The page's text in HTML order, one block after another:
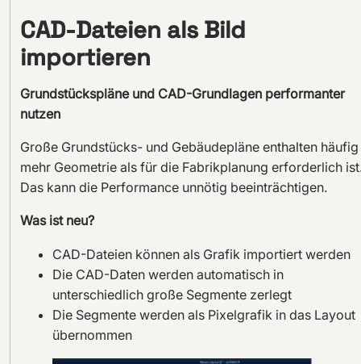
CAD-Dateien als Bild
importieren
Grundstückspläne und CAD-Grundlagen performanter
nutzen
Große Grundstücks- und Gebäudepläne enthalten häufig
mehr Geometrie als für die Fabrikplanung erforderlich
Das kann die Performance unnötig beeinträchtigen.
Was ist neu?
CAD-Dateien können als Grafik importiert werden
Die CAD-Daten werden automatisch in
unterschiedlich große Segmente zerlegt
Die Segmente werden als Pixelgrafik in das Layout
übernommen